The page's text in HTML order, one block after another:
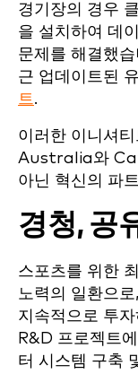
경기장의 경우
을 설치하여 데
문제를 해결했
근 업데이트된
트.
이러한 이니셔
Australia와
아닌 혁신의 파
경청, 공
스포츠를 위한
노력의 일환으
지속적으로 투
R&D 프로젝트
터 시스템 구축